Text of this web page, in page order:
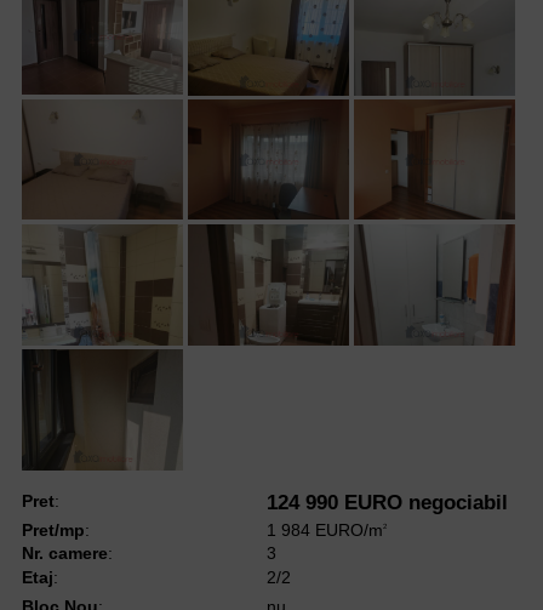
Pret: 124 990 EURO negociabil
Pret/mp: 1 984 EURO/m2
Nr. camere:
3
Etaj:
2/2